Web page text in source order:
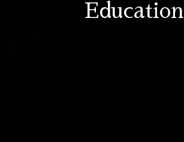
Education